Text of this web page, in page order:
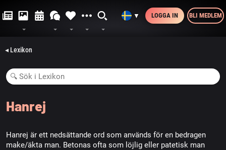
▼ LOGGA IN BLI MEDLEM
◂ Lexikon
Hanrej
Hanrej är ett nedsättande ord som används för en bedragen
make/äkta man. Betonas ofta som löjlig eller patetisk man